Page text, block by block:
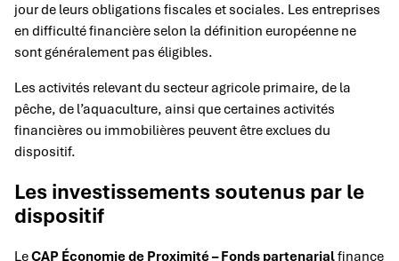
jour de leurs obligations fiscales et sociales. Les entreprises
en difficulté financière selon la définition européenne ne
sont généralement pas éligibles.
Les activités relevant du secteur agricole primaire, de la
pêche, de l’aquaculture, ainsi que certaines activités
financières ou immobilières peuvent être exclues du
dispositif.
Les investissements soutenus par le
dispositif
LeCAP Économie de Proximité – Fonds partenarialfinance